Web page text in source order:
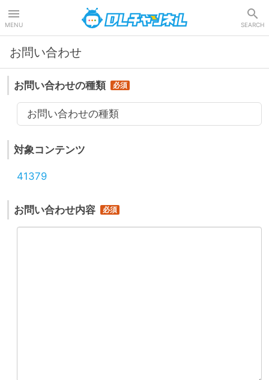
MENU SEARCH
お問い合わせ
お問い合わせの種類
お問い合わせの種類
対象コンテンツ
41379
お問い合わせ内容